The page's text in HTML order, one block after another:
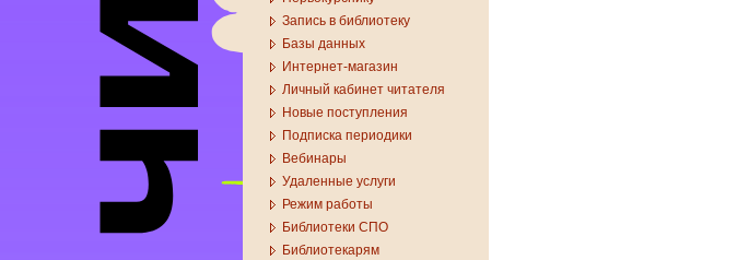
Запись в библиотеку
Базы данных
Интернет-магазин
Личный кабинет читателя
Новые поступления
Подписка периодики
Вебинары
Удаленные услуги
Режим работы
Библиотеки СПО
Библиотекарям